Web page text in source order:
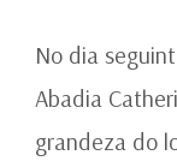
No dia
Abadia
grandeza do